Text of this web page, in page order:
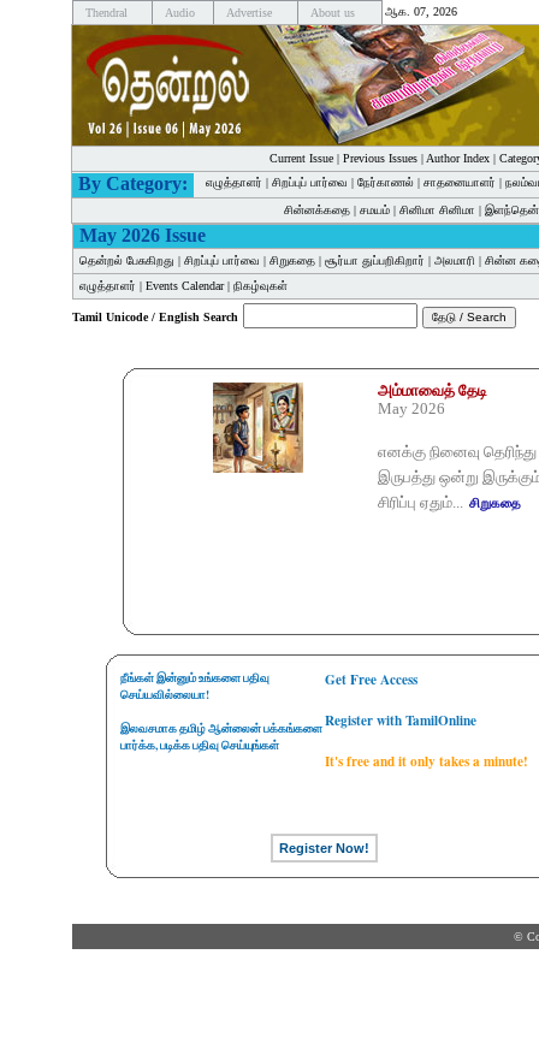
Thendral Audio Advertise About us ஆக. 07, 2026
Current Issue| Previous Issues| Author Index|
By Category: எழுத்தாளர் | சிறப்புப் பார்வை | நேர்காணல் | சாதனையாளர் |
சின்னக்கதை | சமயம் | சினிமா சினிமா |
May 2026 Issue
தென்றல் பேசுகிறது | சிறப்புப் பார்வை | சிறுகதை | சூர்யா துப்பறிகிறார் | அலமாரி | சின்ன
எழுத்தாளர் | Events Calendar| நிகழ்வுகள்
Tamil Unicode / English Search
அம்மாவைத் தேடி
May 2026
எனக்கு நினைவு
இருபத்து ஒன்று
சிரிப்பு ஏதும்... சிறுகதை
நீங்கள் இன்னும் உங்களை பதிவு
செய்யவில்லையா!
இலவசமாக தமிழ் ஆன்லைன் பக்கங்களை
பார்க்க, படிக்க பதிவு செய்யுங்கள்
Get Free Access
Register with TamilOnline
It's free and it only takes a minute!
©